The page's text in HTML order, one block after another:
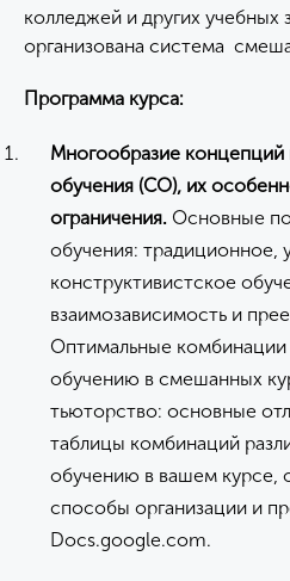
колледжей и других учебных
организована система
Программа курса:
Многообразие
обучения (СО), их
ограничения. Основные
обучения: традиционное,
конструктивистское
взаимозависимость и
Оптимальные
обучению в смешанных
тьюторство: основные
таблицы комбинаций
обучению в вашем
способы организации и
Docs.google.com.